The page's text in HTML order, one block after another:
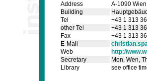
Address
A-1090
Building
Tel
+43 1 313
other Tel
+43 1 313
Fax
+43 1 313
E-Mail
Web
http://
Secretary
Mon, Wen,
Library
see office